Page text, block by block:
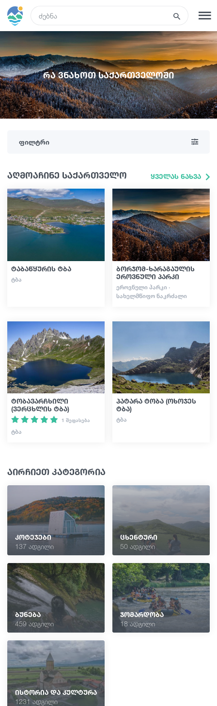
რეგისტრაცია შესვლა
ტურები
სასტუმროები
რა ვნახოთ
გიდები
საქართველო
რა ვნახოთ საქართველოში
ფილტრი
აღმოაჩინე საქართველო ყველას ნახვა
ტაბაწყურის ტბა
ᲢᲑᲐ
ბორჯომ-ხარაგაულის
ეროვნული პარკი
ᲔᲠᲝᲕᲜᲣᲚᲘ ᲞᲐᲠᲙᲘ ·
ᲡᲐᲮᲔᲚᲛᲬᲘᲤᲝ ᲜᲐᲙᲠᲫᲐᲚᲘ
ტობავარჩხილი
(ვერცხლის ტბა)
1 შეფასება
ᲢᲑᲐ
პატარა ტობა (ოხოჯეს
ტბა)
ᲢᲑᲐ
აირჩიეთ კატეგორია
კოტეჯები
137 ადგილი
ცხენტური
50 ადგილი
ბუნება
459 ადგილი
ჯომარდობა
18 ადგილი
ისტორია და კულტურა
1231 ადგილი